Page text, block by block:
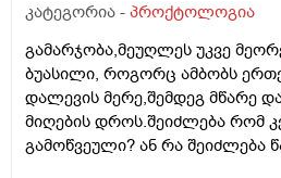
შეგრძნება და მოშარდვის. •
თუმცა როცა დაწყნარდება
ორგანიზმი იმის აღდგენას
და კარგად შევჭამ შემდეგ
მატრიცაში ვარ და ჩემსთავს
დამეხმაროთ მადლობა დიდი
შესაძლოა ნაწლავის ან
კატეგორია - პროქტოლოგია
გამარჯობა,მეუღლეს უკვე
ბუასილი, როგორც ამბობს
დალევის მერე,შემდეგ მწარე
მიღების დროს.შეიძლება რომ
გამოწვეული? ან რა შეიძლება